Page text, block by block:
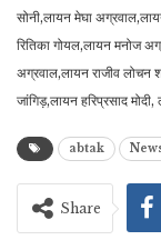
सोनी,लायन मेघा
रितिका गोयल,लायन मनोज
अग्रवाल,लायन राजीव लोचन
जांगिड़,लायन हरिप्रसाद
abtak
Share